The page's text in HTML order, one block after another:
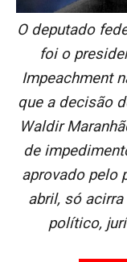
O deputado
foi o
Impeachment
que a decisão
Waldir
de
aprovado pelo
abril, só
político,